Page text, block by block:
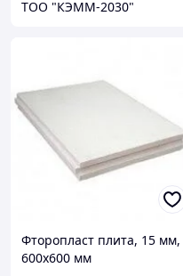
ТОО "КЭММ-2030"
Фторопласт плита, 15 мм,
600х600 мм